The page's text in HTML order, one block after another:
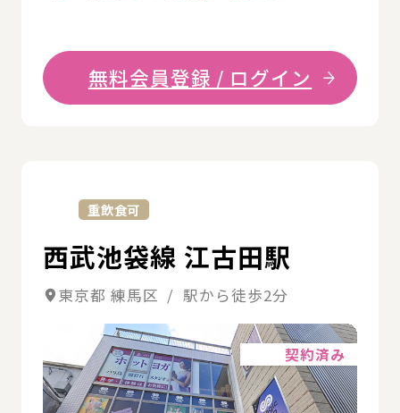
無料会員登録 / ログイン
重飲食可
西武池袋線 江古田駅
東京都 練馬区 / 駅から徒歩2分
契約済み